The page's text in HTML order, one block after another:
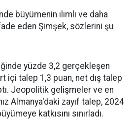
büyümenin ılımlı ve daha
eden Şimşek, sözlerini şu
yüzde 3,2 gerçekleşen
içi talep 1,3 puan, net dış talep
Jeopolitik gelişmeler ve en
Almanya'daki zayıf talep, 2024
katkısını sınırladı.